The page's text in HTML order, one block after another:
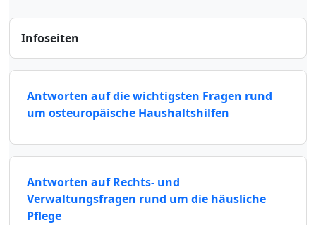
Infoseiten
Antworten auf die wichtigsten Fragen rund
um osteuropäische Haushaltshilfen
Antworten auf Rechts- und
Verwaltungsfragen rund um die häusliche
Pflege